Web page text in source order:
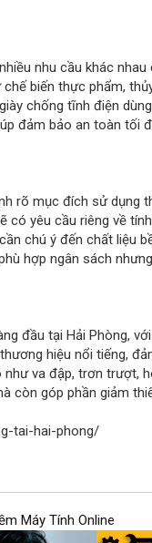
nhu cầu khác
biến thực phẩm,
chống tĩnh điện
đảm bảo an toàn tối
rõ mục đích sử dụng
yêu cầu riêng về
chú ý đến chất liệu
hợp ngân sách
đầu tại Hải Phòng,
hiệu nổi tiếng,
va đập, trơn trượt,
còn góp phần giảm
tai-hai-phong/
Máy Tính Online